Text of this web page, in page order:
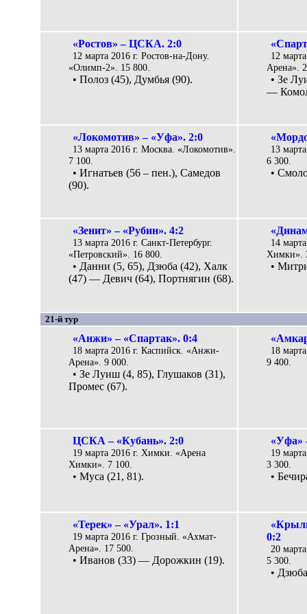
«Ростов» – ЦСКА. 2:0
12 марта 2016 г. Ростов-на-Дону.
«Олимп-2». 15 800.
• Полоз (45), Думбья (90).
12
Арена».
• Зе
—
«Локомотив» – «Уфа». 2:0
13 марта 2016 г. Москва. «Локомотив».
7 100.
• Игнатьев (56 – пен.), Самедов
(90).
13
6 300.
•
«Зенит» – «Рубин». 4:2
13 марта 2016 г. Санкт-Петербург.
«Петровский». 16 800.
• Данни (5, 65), Дзюба (42), Халк
(47) — Девич (64), Портнягин (68).
14
Химки».
•
21-й тур
«Анжи» – «Спартак». 0:4
18 марта 2016 г. Каспийск. «Анжи-
Арена». 9 000.
• Зе Луиш (4, 85), Глушаков (31),
Промес (67).
18
9 400.
ЦСКА – «Кубань». 2:0
19 марта 2016 г. Химки. «Арена
Химки». 7 100.
• Муса (21, 81).
«Уфа»
19
3 300.
•
«Терек» – «Урал». 1:1
19 марта 2016 г. Грозный. «Ахмат-
Арена». 17 500.
• Иванов (33) — Дорожкин (19).
0:2
20
5 300.
•